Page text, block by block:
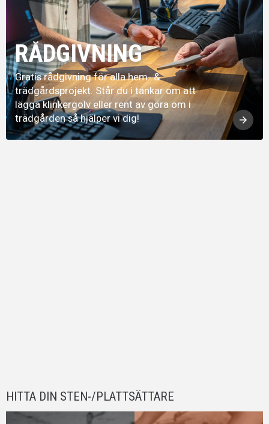
arrow_forward
RÅDGIVNING
Gratis rådgivning för alla hem- &
trädgårdsprojekt. Står du i tankar om att
lägga klinkergolv eller rent av göra om i
trädgården så hjälper vi dig!
HITTA DIN STEN-/PLATTSÄTTARE